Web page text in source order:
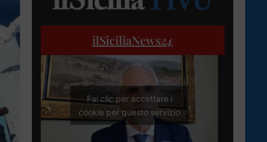
ilSiciliaNews24
Fai clic per accettare i
cookie per questo servizio